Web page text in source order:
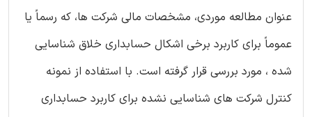
عنوان مطالعه موردی، مشخصات مالی شرکت ها، که رسماً یا
عموماً برای کاربرد برخی اشکال حسابداری خلاق شناسایی
شده ، مورد بررسی قرار گرفته است. با استفاده از نمونه
کنترل شرکت های شناسایی نشده برای کاربرد حسابداری